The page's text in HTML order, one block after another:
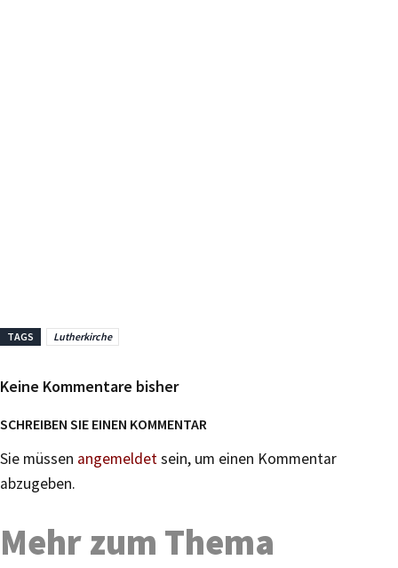
TAGS Lutherkirche
Keine Kommentare bisher
SCHREIBEN SIE EINEN KOMMENTAR
Sie müssen angemeldetsein, um einen Kommentar
abzugeben.
Mehr zum Thema